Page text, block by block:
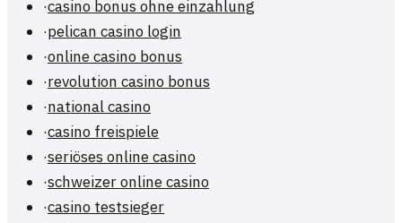
·casino bonus ohne einzahlung
·pelican casino login
·online casino bonus
·revolution casino bonus
·national casino
·casino freispiele
·seriöses online casino
·schweizer online casino
·casino testsieger